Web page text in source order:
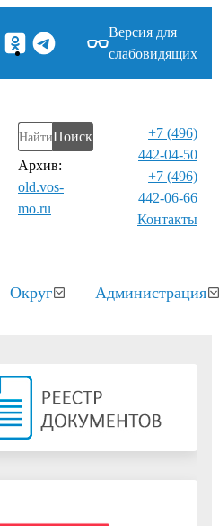
Версия для
слабовидящих
Поиск
Архив:
old.vos-
mo.ru
+7 (496)
442-04-50
+7 (496)
442-06-66
Контакты⁠
Округ Администрация